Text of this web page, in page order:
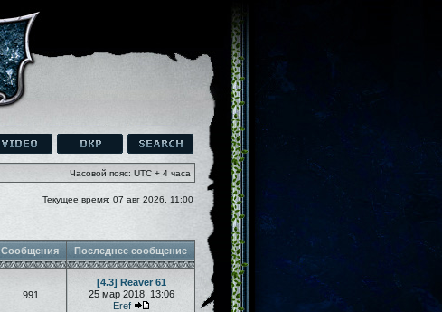
Часовой пояс: UTC + 4 часа
Текущее время: 07 авг 2026, 11:00
Сообщения Последнее сообщение
991
[4.3] Reaver 61
25 мар 2018, 13:06
Eref